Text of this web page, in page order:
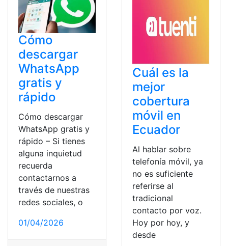
Cómo
descargar
WhatsApp
gratis y
rápido
Cómo descargar
WhatsApp gratis y
rápido – Si tienes
alguna inquietud
recuerda
contactarnos a
través de nuestras
redes sociales, o
01/04/2026
Cuál es la
mejor
cobertura
móvil en
Ecuador
Al hablar sobre
telefonía móvil, ya
no es suficiente
referirse al
tradicional
contacto por voz.
Hoy por hoy, y
desde